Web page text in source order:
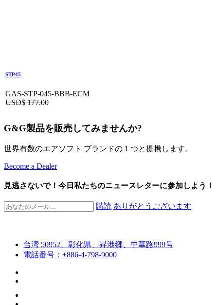
STP45
GAS-STP-045-BBB-ECM
USD$177.00
G&G製品を販売してみませんか?
世界有数のエアソフト ブランドの 1 つと提携します。
Become a Dealer
見逃さないで！今日私たちのニュースレターに参加しよう！
購読 ありがとうございます
台湾 50952、彰化県、昇港郷、中華路999号
電話番号：+886-4-798-9000